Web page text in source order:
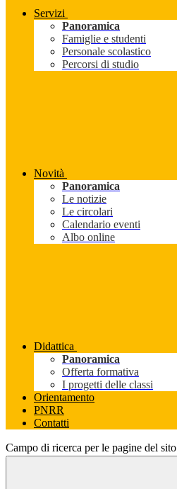
Servizi
Panoramica
Famiglie e studenti
Personale scolastico
Percorsi di studio
Novità
Panoramica
Le notizie
Le circolari
Calendario eventi
Albo online
Didattica
Panoramica
Offerta formativa
I progetti delle classi
Orientamento
PNRR
Contatti
Campo di ricerca per le pagine del sito